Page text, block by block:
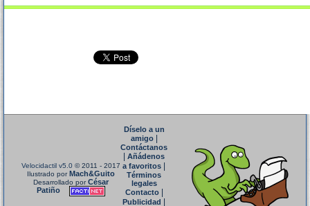
Velocidactil v5.0 © 2011 - 2017
Ilustrado porMach&Guito
Desarrollado porCésar
Patiño
Díselo a un
amigo|
Contáctanos
Añádenos
a favoritos
Términos
legales
Contacto|
Publicidad